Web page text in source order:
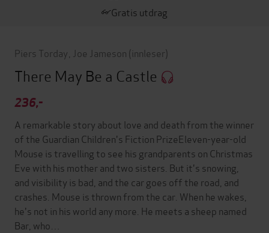
Gratis utdrag
Piers Torday Joe Jameson (innleser)
There May Be a Castle
236,-
A remarkable story about love and death from the winner
of the Guardian Children's Fiction PrizeEleven-year-old
Mouse is travelling to see his grandparents on Christmas
Eve with his mother and two sisters. But it's snowing,
and visibility is bad, and the car goes off the road, and
crashes. Mouse is thrown from the car. When he wakes,
he's not in his world any more. He meets a sheep named
Bar, who…